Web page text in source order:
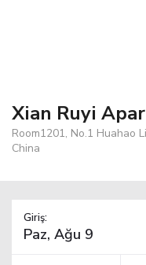
Xian Ruyi
Room1201, No.1 Huahao
China
Giriş: